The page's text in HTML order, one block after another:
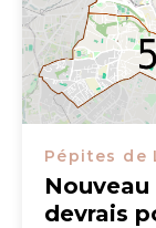
Pépites de
devrais